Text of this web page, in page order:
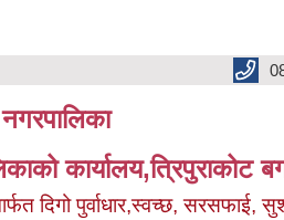
नगरपालिका
कार्यालय,त्रिपुराकोट
दिगो पुर्वाधार,स्वच्छ, सरसफाई,